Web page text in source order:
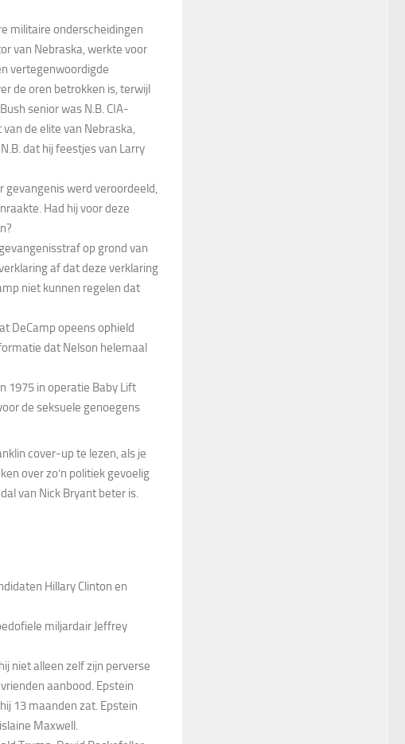
militaire onderscheidingen
van Nebraska, werkte voor
vertegenwoordigde
de oren betrokken is, terwijl
senior was N.B. CIA-
de elite van Nebraska,
dat hij feestjes van Larry
gevangenis werd veroordeeld,
Had hij voor deze
op grond van
af dat deze verklaring
niet kunnen regelen dat
DeCamp opeens ophield
dat Nelson helemaal
1975 in operatie Baby Lift
de seksuele genoegens
cover-up te lezen, als je
over zo’n politiek gevoelig
van Nick Bryant beter is.
Hillary Clinton en
miljardair Jeffrey
niet alleen zelf zijn perverse
aanbood. Epstein
13 maanden zat. Epstein
Maxwell.